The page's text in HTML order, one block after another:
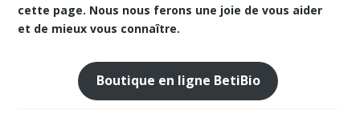
cette page. Nous nous ferons une joie de vous aider
et de mieux vous connaître.
Boutique en ligne BetiBio